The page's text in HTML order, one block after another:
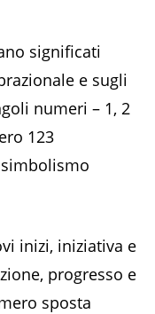
significati
e sugli
numeri – 1, 2
123
inizi, iniziativa e
progresso e
sposta